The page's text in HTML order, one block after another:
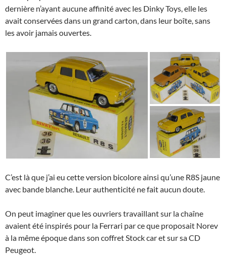
dernière n’ayant aucune affinité avec les Dinky Toys, elle les
avait conservées dans un grand carton, dans leur boîte, sans
les avoir jamais ouvertes.
C’est là que j’ai eu cette version bicolore ainsi qu’une R8S jaune
avec bande blanche. Leur authenticité ne fait aucun doute.
On peut imaginer que les ouvriers travaillant sur la chaîne
avaient été inspirés pour la Ferrari par ce que proposait Norev
à la même époque dans son coffret Stock car et sur sa CD
Peugeot.